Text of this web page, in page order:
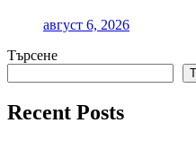
август 6, 2026
Търсене
Recent Posts